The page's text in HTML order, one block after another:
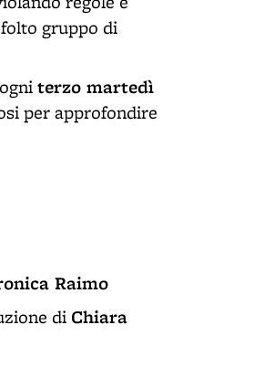
gruppo di
terzo martedì
per approfondire
Raimo
di Chiara